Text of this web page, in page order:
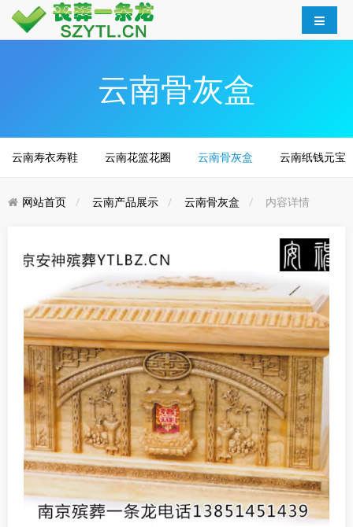
云南骨灰盒
云南寿衣寿鞋 云南花篮花圈 云南骨灰盒 云南纸钱元宝
网站首页 云南产品展示 云南骨灰盒 内容详情